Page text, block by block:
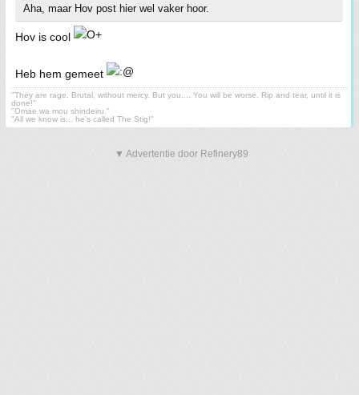
Aha, maar Hov post hier wel vaker hoor.
Hov is cool
Heb hem gemeet
"They are rage. Brutal, without mercy. But you.... You will be worse. Rip and tear, until it is
done!"
"Omae wa mou shindeiru."
"All we know is... he's called The Stig!"
▼ Advertentie door Refinery89